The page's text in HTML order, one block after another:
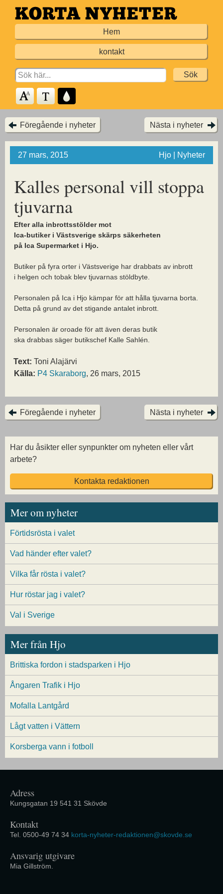
Hoppa
till
Hem
kontakt
Search
for:
Föregående i nyheter Nästa i nyheter
27 mars, 2015 Hjo | Nyheter
Kalles personal vill stoppa
tjuvarna
Efter alla inbrottsstölder mot
Ica-butiker i Västsverige skärps säkerheten
på Ica Supermarket i Hjo.
Butiker på fyra orter i Västsverige har drabbats av inbrott
i helgen och tobak blev tjuvarnas stöldbyte.
Personalen på Ica i Hjo kämpar för att hålla tjuvarna borta.
Detta på grund av det stigande antalet inbrott.
Personalen är oroade för att även deras butik
ska drabbas säger butikschef Kalle Sahlén.
Text: Toni Alajärvi
Källa: P4 Skaraborg, 26 mars, 2015
Föregående i nyheter Nästa i nyheter
Har du åsikter eller synpunkter om nyheten eller vårt
arbete?
Kontakta redaktionen
Mer om nyheter
Förtidsrösta i valet
Vad händer efter valet?
Vilka får rösta i valet?
Hur röstar jag i valet?
Val i Sverige
Mer från Hjo
Brittiska fordon i stadsparken i Hjo
Ångaren Trafik i Hjo
Mofalla Lantgård
Lågt vatten i Vättern
Korsberga vann i fotboll
Adress
Kungsgatan 19 541 31 Skövde
Kontakt
Tel. 0500-49 74 34 korta-nyheter-redaktionen@skovde.se
Ansvarig utgivare
Mia Gillström.